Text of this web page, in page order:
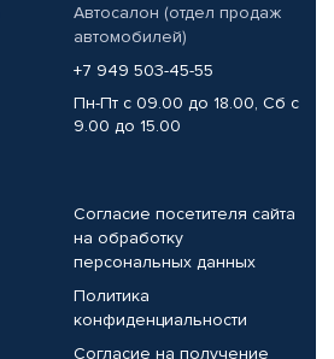
Автосалон (отдел продаж
автомобилей)
+7 949 503-45-55
Пн-Пт с 09.00 до 18.00, Сб с
9.00 до 15.00
Согласие посетителя сайта
на обработку
персональных данных
Политика
конфиденциальности
Согласие на получение